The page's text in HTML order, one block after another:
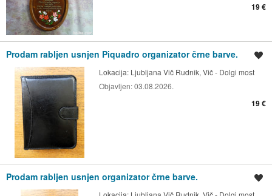
19 €
Prodam rabljen usnjen Piquadro organizator črne barve.
Lokacija: Ljubljana Vič Rudnik, Vič - Dolgi most
Objavljen:03.08.2026.
19 €
Prodam rabljen usnjen organizator črne barve.